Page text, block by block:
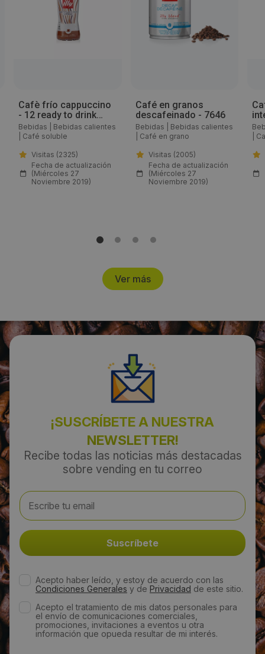
933034050
Horario de contacto:
Comercial
Visitas a producto:
1705
Cafè frío cappuccino
- 12 ready to drink
250ml - B1479
Bebidas
Bebidas calientes
Café soluble
Visitas (2325)
Fecha de actualización
(Miércoles 27
Noviembre 2019)
Café en granos
descafeinado - 7646
Bebidas
Bebidas calientes
Café en grano
Visitas (2005)
Fecha de actualización
(Miércoles 27
Noviembre 2019)
Ver más
¡SUSCRÍBETE A NUESTRA
NEWSLETTER!
Recibe todas las noticias más destacadas
sobre vending en tu correo
Acepto haber leído, y estoy de acuerdo con las
Condiciones Generales y de Privacidad de este sitio.
Acepto el tratamiento de mis datos personales para
el envío de comunicaciones comerciales,
promociones, invitaciones a eventos u otra
información que opueda resultar de mi interés.